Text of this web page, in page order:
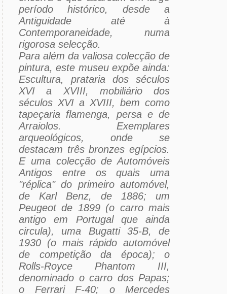
período histórico, desde a
Antiguidade até à
Contemporaneidade, numa
rigorosa selecção.
Para além da valiosa colecção de
pintura, este museu expõe ainda:
Escultura, prataria dos séculos
XVI a XVIII, mobiliário dos
séculos XVI a XVIII, bem como
tapeçaria flamenga, persa e de
Arraiolos. Exemplares
arqueológicos, onde se
destacam três bronzes egípcios.
E uma colecção de Automóveis
Antigos entre os quais uma
"réplica" do primeiro automóvel,
de Karl Benz, de 1886; um
Peugeot de 1899 (o carro mais
antigo em Portugal que ainda
circula), uma Bugatti 35-B, de
1930 (o mais rápido automóvel
de competição da época); o
Rolls-Royce Phantom III,
denominado o carro dos Papas;
o Ferrari F-40; o Mercedes